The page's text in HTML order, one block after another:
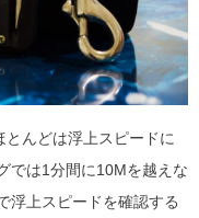
んどは浮上スピードに
では1分間に10Mを越えな
浮上スピードを確認する